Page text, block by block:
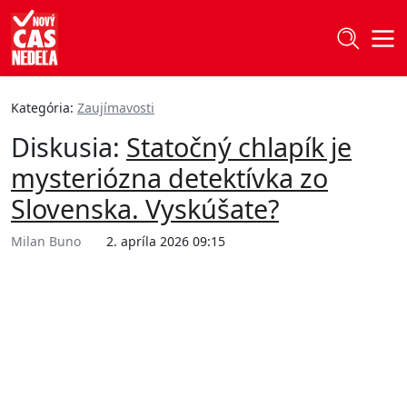
Kategória: Zaujímavosti
Diskusia: Statočný chlapík je
mysteriózna detektívka zo
Slovenska. Vyskúšate?
Milan Buno 2. apríla 2026 09:15